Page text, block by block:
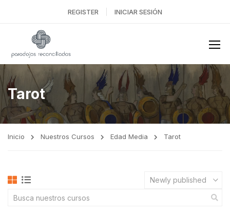
REGISTER INICIAR SESIÓN
Tarot
Inicio Nuestros Cursos Edad Media Tarot